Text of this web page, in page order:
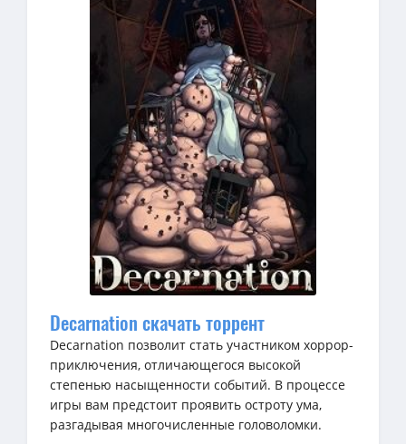
Decarnation скачать торрент
Decarnation позволит стать участником хоррор-
приключения, отличающегося высокой
степенью насыщенности событий. В процессе
игры вам предстоит проявить остроту ума,
разгадывая многочисленные головоломки.